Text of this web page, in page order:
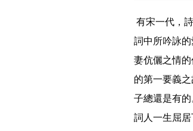
詞中所吟詠
妻伉儷之情
的第一要義
子總還是有
詞人一生屈